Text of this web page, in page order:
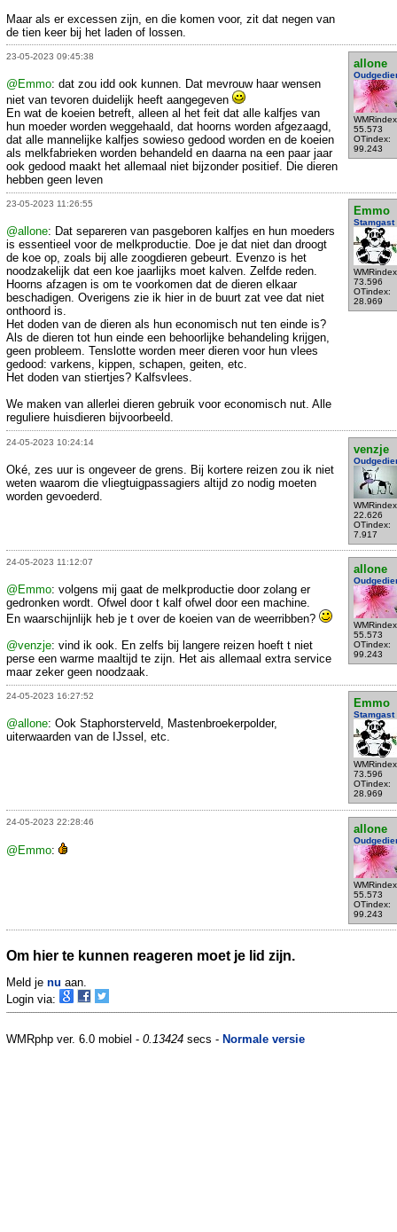
Maar als er excessen zijn, en die komen voor, zit dat negen van
de tien keer bij het laden of lossen.
23-05-2023 09:45:38
allone
55.573
OTindex:
99.243
@Emmo: dat zou idd ook kunnen. Dat mevrouw haar wensen
niet van tevoren duidelijk heeft aangegeven
En wat de koeien betreft, alleen al het feit dat alle kalfjes van
hun moeder worden weggehaald, dat hoorns worden afgezaagd,
dat alle mannelijke kalfjes sowieso gedood worden en de koeien
als melkfabrieken worden behandeld en daarna na een paar jaar
ook gedood maakt het allemaal niet bijzonder positief. Die dieren
hebben geen leven
23-05-2023 11:26:55
Emmo
Stamgast
73.596
OTindex:
28.969
@allone: Dat separeren van pasgeboren kalfjes en hun moeders
is essentieel voor de melkproductie. Doe je dat niet dan droogt
de koe op, zoals bij alle zoogdieren gebeurt. Evenzo is het
noodzakelijk dat een koe jaarlijks moet kalven. Zelfde reden.
Hoorns afzagen is om te voorkomen dat de dieren elkaar
beschadigen. Overigens zie ik hier in de buurt zat vee dat niet
onthoord is.
Het doden van de dieren als hun economisch nut ten einde is?
Als de dieren tot hun einde een behoorlijke behandeling krijgen,
geen probleem. Tenslotte worden meer dieren voor hun vlees
gedood: varkens, kippen, schapen, geiten, etc.
Het doden van stiertjes? Kalfsvlees.
We maken van allerlei dieren gebruik voor economisch nut. Alle
reguliere huisdieren bijvoorbeeld.
24-05-2023 10:24:14
venzje
22.626
OTindex:
7.917
Oké, zes uur is ongeveer de grens. Bij kortere reizen zou ik niet
weten waarom die vliegtuigpassagiers altijd zo nodig moeten
worden gevoederd.
24-05-2023 11:12:07
allone
55.573
OTindex:
99.243
@Emmo: volgens mij gaat de melkproductie door zolang er
gedronken wordt. Ofwel door t kalf ofwel door een machine.
En waarschijnlijk heb je t over de koeien van de weerribben?
@venzje: vind ik ook. En zelfs bij langere reizen hoeft t niet
perse een warme maaltijd te zijn. Het ais allemaal extra service
maar zeker geen noodzaak.
24-05-2023 16:27:52
Emmo
Stamgast
73.596
OTindex:
28.969
@allone: Ook Staphorsterveld, Mastenbroekerpolder,
uiterwaarden van de IJssel, etc.
24-05-2023 22:28:46
allone
55.573
OTindex:
99.243
@Emmo:
Om hier te kunnen reageren moet je lid zijn.
Meld je nu aan.
Login via:
WMRphp ver. 6.0 mobiel - 0.13424 secs - Normale versie